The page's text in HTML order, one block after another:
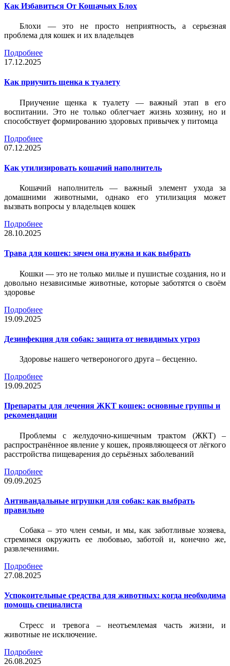
Как Избавиться От Кошачьих Блох
Блохи — это не просто неприятность, а серьезная
проблема для кошек и их владельцев
Подробнее
17.12.2025
Как приучить щенка к туалету
Приучение щенка к туалету — важный этап в его
воспитании. Это не только облегчает жизнь хозяину, но и
способствует формированию здоровых привычек у питомца
Подробнее
07.12.2025
Как утилизировать кошачий наполнитель
Кошачий наполнитель — важный элемент ухода за
домашними животными, однако его утилизация может
вызвать вопросы у владельцев кошек
Подробнее
28.10.2025
Трава для кошек: зачем она нужна и как выбрать
Кошки — это не только милые и пушистые создания, но и
довольно независимые животные, которые заботятся о своём
здоровье
Подробнее
19.09.2025
Дезинфекция для собак: защита от невидимых угроз
Здоровье нашего четвероногого друга – бесценно.
Подробнее
19.09.2025
Препараты для лечения ЖКТ кошек: основные группы и
рекомендации
Проблемы с желудочно-кишечным трактом (ЖКТ) –
распространённое явление у кошек, проявляющееся от лёгкого
расстройства пищеварения до серьёзных заболеваний
Подробнее
09.09.2025
Антивандальные игрушки для собак: как выбрать
правильно
Собака – это член семьи, и мы, как заботливые хозяева,
стремимся окружить ее любовью, заботой и, конечно же,
развлечениями.
Подробнее
27.08.2025
Успокоительные средства для животных: когда необходима
помощь специалиста
Стресс и тревога – неотъемлемая часть жизни, и
животные не исключение.
Подробнее
26.08.2025